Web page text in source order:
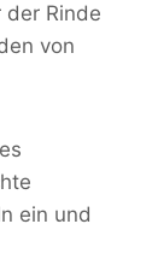
Rinde
von
ein und